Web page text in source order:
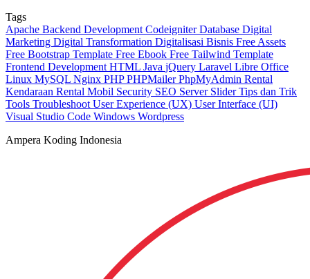
Tags
Apache Backend Development CodeigniterDatabase Digital
Marketing Digital Transformation Digitalisasi Bisnis Free Assets
Free Bootstrap Template Free Ebook Free Tailwind Template
Frontend Development HTML Java jQuery Laravel Libre Office
Linux MySQL Nginx PHPPHPMailerPhpMyAdmin Rental
Kendaraan Rental Mobil Security SEO Server SliderTips dan Trik
Tools Troubleshoot User Experience (UX) User Interface (UI)
Visual Studio Code Windows Wordpress
Ampera Koding Indonesia